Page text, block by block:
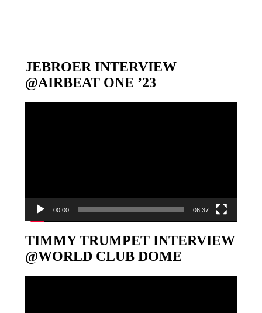
JEBROER INTERVIEW
@AIRBEAT ONE ’23
00:00 06:37
TIMMY TRUMPET INTERVIEW
@WORLD CLUB DOME